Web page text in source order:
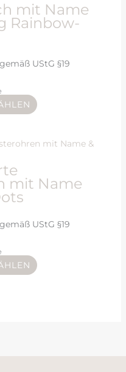
mit Name
Rainbow-
UStG §19
mit Name
UStG §19